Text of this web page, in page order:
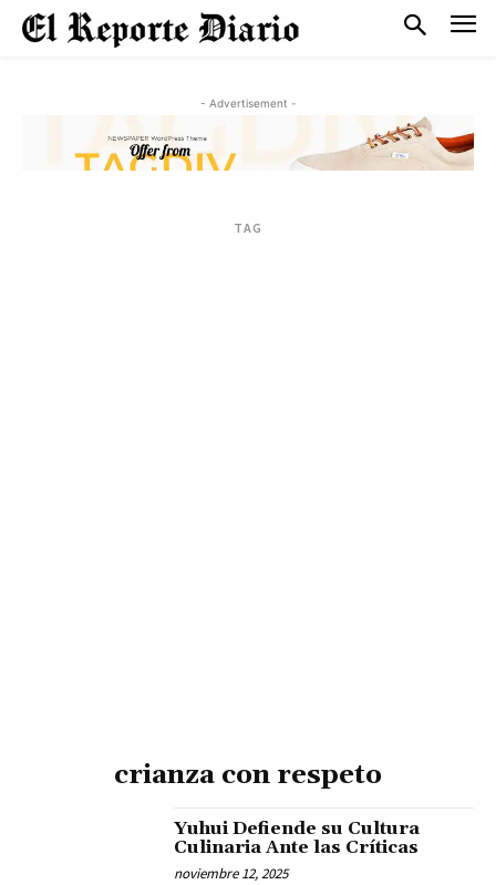
- Advertisement -
TAG
crianza con respeto
Yuhui Defiende su Cultura
Culinaria Ante las Críticas
noviembre 12, 2025